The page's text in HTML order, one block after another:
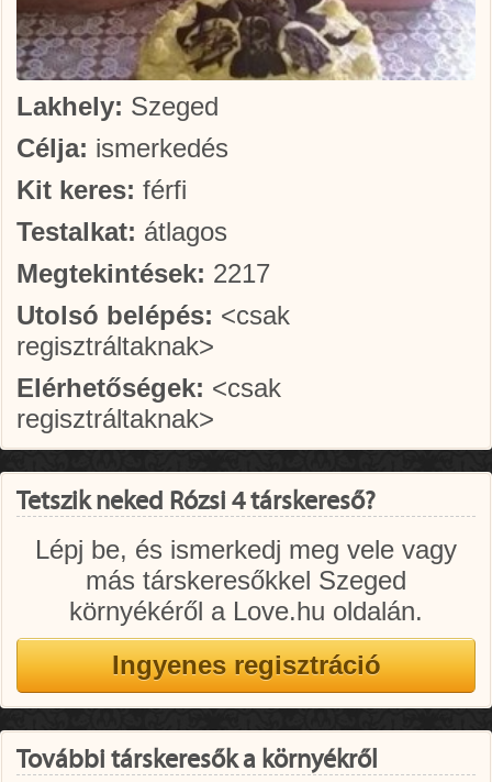
Lakhely: Szeged
Célja: ismerkedés
Kit keres: férfi
Testalkat: átlagos
Megtekintések: 2217
Utolsó belépés: <csak
regisztráltaknak>
Elérhetőségek: <csak
regisztráltaknak>
Tetszik neked Rózsi 4 társkereső?
Lépj be, és ismerkedj meg vele vagy
más társkeresőkkel Szeged
környékéről a Love.hu oldalán.
További társkeresők a környékről